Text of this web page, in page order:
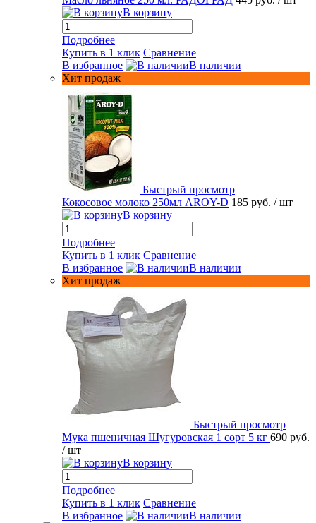
В корзину
Подробнее
Купить в 1 клик Сравнение
В избранное
В наличии
Хит продаж
Быстрый просмотр
Кокосовое молоко 250мл AROY-D 185 руб. / шт
В корзину
Подробнее
Купить в 1 клик Сравнение
В избранное
В наличии
Хит продаж
Быстрый просмотр
Мука пшеничная Шугуровская 1 сорт 5 кг 690 руб.
/ шт
В корзину
Подробнее
Купить в 1 клик Сравнение
В избранное
В наличии